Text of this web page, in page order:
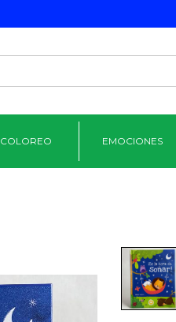
COLOREO EMOCIONES